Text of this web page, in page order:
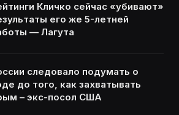
Кличко сейчас «убивают»
его же 5-летней
— Лагута
следовало подумать о
до того, как захватывать
– экс-посол США